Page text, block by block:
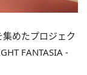
めたプロジェク
FANTASIA -